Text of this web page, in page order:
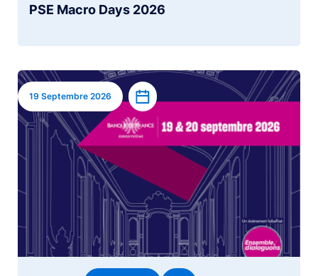
PSE Macro Days 2026
Image
19 Septembre 2026 Ajouter à l’agenda